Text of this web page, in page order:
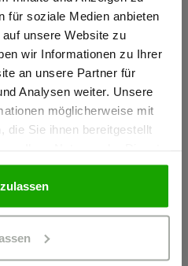
für soziale Medien anbieten
unsere Website zu
wir Informationen zu Ihrer
an unsere Partner für
Analysen weiter. Unsere
möglicherweise mit
die Sie ihnen bereitgestellt
Strasse 1, 86830
bin. Alle
ausgewiesen.